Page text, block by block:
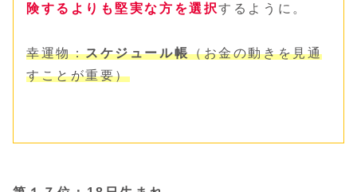
険するよりも堅実な方を選択するように。
幸運物：スケジュール帳（お金の動きを見通
すことが重要）